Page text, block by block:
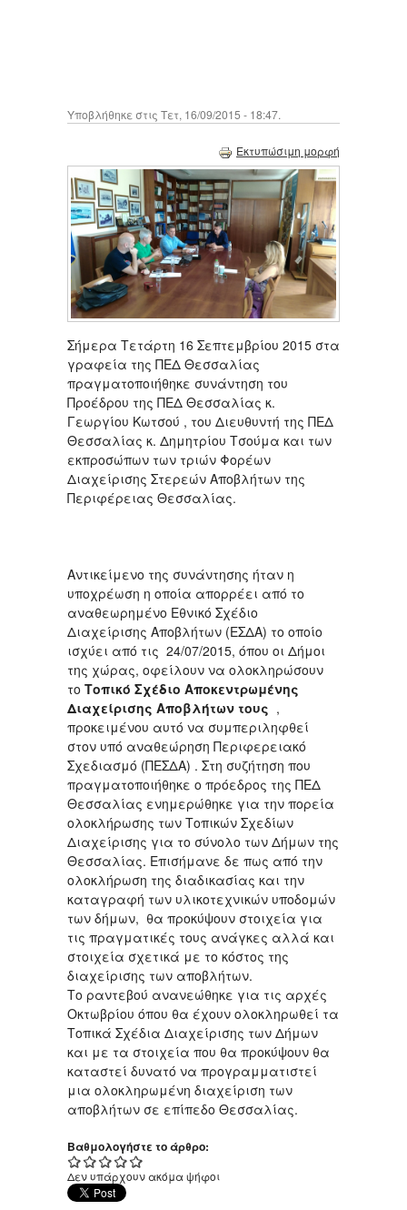
Υποβλήθηκε στις Τετ, 16/09/2015 - 18:47.
Εκτυπώσιμη μορφή
Σήμερα Τετάρτη 16 Σεπτεμβρίου 2015 στα
γραφεία της ΠΕΔ Θεσσαλίας
πραγματοποιήθηκε συνάντηση του
Προέδρου της ΠΕΔ Θεσσαλίας κ.
Γεωργίου Κωτσού , του Διευθυντή της ΠΕΔ
Θεσσαλίας κ. Δημητρίου Τσούμα και των
εκπροσώπων των τριών Φορέων
Διαχείρισης Στερεών Αποβλήτων της
Περιφέρειας Θεσσαλίας.
Αντικείμενο της συνάντησης ήταν η
υποχρέωση η οποία απορρέει από το
αναθεωρημένο Εθνικό Σχέδιο
Διαχείρισης Αποβλήτων (ΕΣΔΑ) το οποίο
ισχύει από τις 24/07/2015, όπου οι Δήμοι
της χώρας, οφείλουν να ολοκληρώσουν
το Τοπικό Σχέδιο Αποκεντρωμένης
Διαχείρισης Αποβλήτων τους ,
προκειμένου αυτό να συμπεριληφθεί
στον υπό αναθεώρηση Περιφερειακό
Σχεδιασμό (ΠΕΣΔΑ) . Στη συζήτηση που
πραγματοποιήθηκε ο πρόεδρος της ΠΕΔ
Θεσσαλίας ενημερώθηκε για την πορεία
ολοκλήρωσης των Τοπικών Σχεδίων
Διαχείρισης για το σύνολο των Δήμων της
Θεσσαλίας. Επισήμανε δε πως από την
ολοκλήρωση της διαδικασίας και την
καταγραφή των υλικοτεχνικών υποδομών
των δήμων, θα προκύψουν στοιχεία για
τις πραγματικές τους ανάγκες αλλά και
στοιχεία σχετικά με το κόστος της
διαχείρισης των αποβλήτων.
Το ραντεβού ανανεώθηκε για τις αρχές
Οκτωβρίου όπου θα έχουν ολοκληρωθεί τα
Τοπικά Σχέδια Διαχείρισης των Δήμων
και με τα στοιχεία που θα προκύψουν θα
καταστεί δυνατό να προγραμματιστεί
μια ολοκληρωμένη διαχείριση των
αποβλήτων σε επίπεδο Θεσσαλίας.
Βαθμολογήστε το άρθρο:
Δεν υπάρχουν ακόμα ψήφοι